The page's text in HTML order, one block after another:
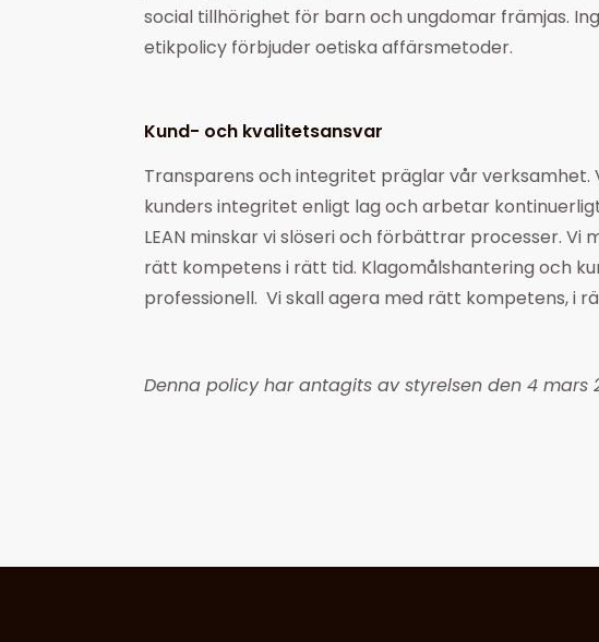
social tillhörighet för barn och ungdomar främjas.
etikpolicy förbjuder oetiska affärsmetoder.
Kund- och kvalitetsansvar
Transparens och integritet präglar vår verksamhet.
kunders integritet enligt lag och arbetar
LEAN minskar vi slöseri och förbättrar processer.
rätt kompetens i rätt tid. Klagomålshantering och
professionell. Vi skall agera med rätt kompetens, i
Denna policy har antagits av styrelsen den 4 mars